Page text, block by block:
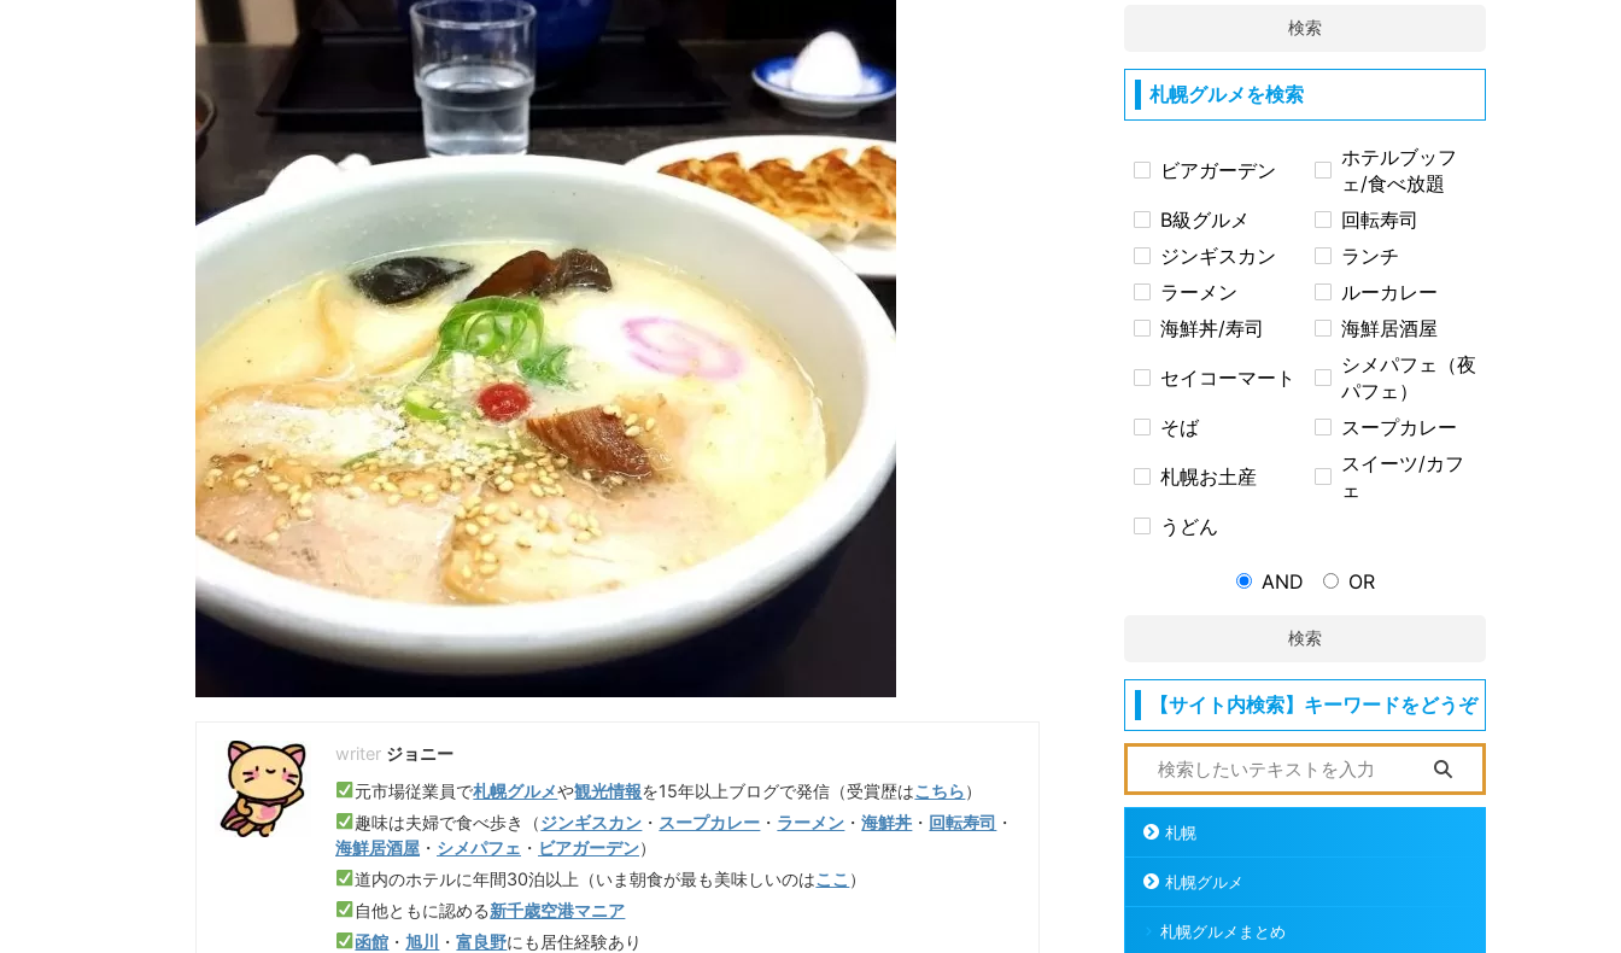
ジョニー
元市場従業員で札幌グルメや観光情報を15年以上ブログで発信（受賞歴はこちら）
趣味は夫婦で食べ歩き（ジンギスカン ・ スープカレー ・ ラーメン ・海鮮丼 ・ 回転寿司 ・
海鮮居酒屋 ・ シメパフェ ・ ビアガーデン）
道内のホテルに年間30泊以上（いま朝食が最も美味しいのはここ ）
自他ともに認める新千歳空港マニア
函館 ・旭川 ・富良野にも居住経験あり
検索
札幌グルメを検索
ビアガーデン
ホテルブッフ
ェ/食べ放題
B級グルメ
回転寿司
ジンギスカン
ランチ
ラーメン
ルーカレー
海鮮丼/寿司
海鮮居酒屋
セイコーマート
シメパフェ（夜
パフェ）
そば
スープカレー
札幌お土産
スイーツ/カフ
ェ
うどん
AND OR
検索
【サイト内検索】キーワードをどうぞ
札幌
札幌グルメ
札幌グルメまとめ